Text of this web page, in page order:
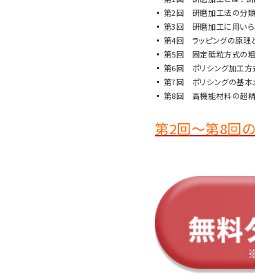
第2回 研磨加工法の分類
第3回 研磨加工に用いら
第4回 ラッピングの原理
第5回 固定砥粒方式の
第6回 ポリシング加工方
第7回 ポリシングの基本
第8回 高機能材料の超精
第2回～第8回の